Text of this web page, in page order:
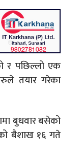
र पछिल्लो एक
तयार गरेका
बुधवार बसेको
बैशाख १६ गते